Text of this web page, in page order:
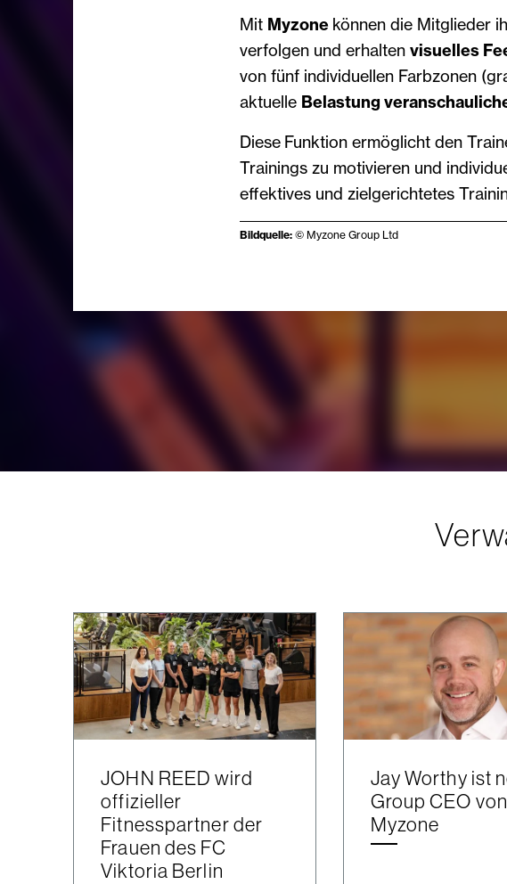
Mit Myzone können die Mitglieder
verfolgen und erhalten visuelles
von fünf individuellen Farbzonen
aktuelle Belastung
Diese Funktion ermöglicht den
Trainings zu motivieren und
effektives und zielgerichtetes
Bildquelle: © Myzone Group Ltd
JOHN REED wird
offizieller
Fitnesspartner der
Frauen des FC
Viktoria Berlin
Jay Worthy ist
Group CEO von
Myzone